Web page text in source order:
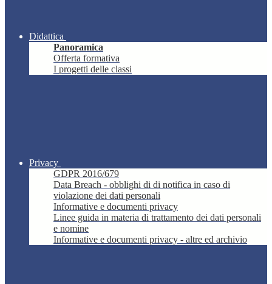
Didattica
Panoramica
Offerta formativa
I progetti delle classi
Privacy
GDPR 2016/679
Data Breach - obblighi di di notifica in caso di
violazione dei dati personali
Informative e documenti privacy
Linee guida in materia di trattamento dei dati personali
e nomine
Informative e documenti privacy - altre ed archivio